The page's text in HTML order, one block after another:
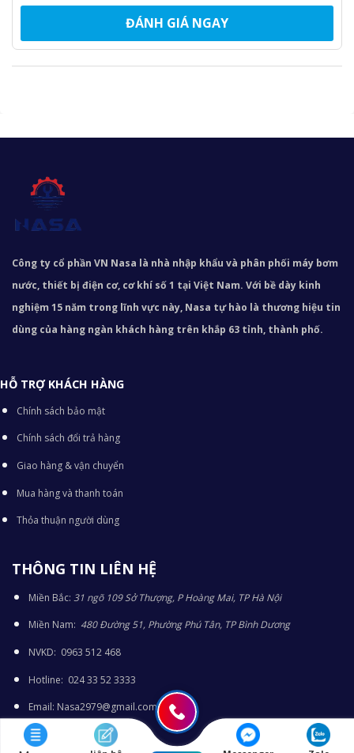
ĐÁNH GIÁ NGAY
Công ty cổ phần VN Nasa là nhà nhập khẩu và phân phối máy bơm
nước, thiết bị điện cơ, cơ khí số 1 tại Việt Nam. Với bề dày kinh
nghiệm 15 năm trong lĩnh vực này, Nasa tự hào là thương hiệu tin
dùng của hàng ngàn khách hàng trên khắp 63 tỉnh, thành phố.
HỖ TRỢ KHÁCH HÀNG
Chính sách bảo mật
Chính sách đổi trả hàng
Giao hàng & vận chuyển
Mua hàng và thanh toán
Thỏa thuận người dùng
THÔNG TIN LIÊN HỆ
Miền Bắc: 31 ngõ 109 Sở Thượng, P Hoàng Mai, TP Hà Nội
Miền Nam: 480 Đường 51, Phường Phú Tân, TP Bình Dương
NVKD: 0963 512 468
Hotline: 024 33 52 3333
Email: Nasa2979@gmail.com